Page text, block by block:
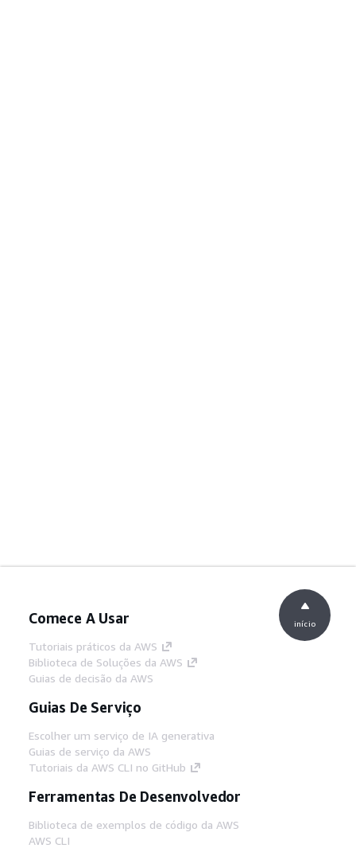
Comece A Usar
Tutoriais práticos da AWS
Biblioteca de Soluções da AWS
Guias de decisão da AWS
Guias De Serviço
Escolher um serviço de IA generativa
Guias de serviço da AWS
Tutoriais da AWS CLI no GitHub
Ferramentas De Desenvolvedor
Biblioteca de exemplos de código da AWS
AWS CLI
início